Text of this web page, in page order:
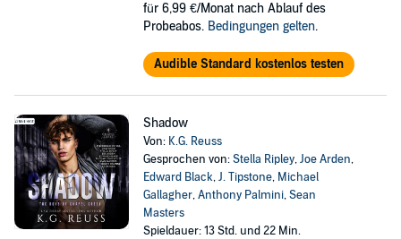
für 6,99 €/Monat nach Ablauf des
Probeabos. Bedingungen gelten.
Audible Standard kostenlos testen
Shadow
Von: K.G. Reuss
Gesprochen von:Stella Ripley,Joe Arden,
Edward Black,J. Tipstone, Michael
Gallagher,Anthony Palmini,Sean
Masters
Spieldauer: 13 Std. und 22 Min.